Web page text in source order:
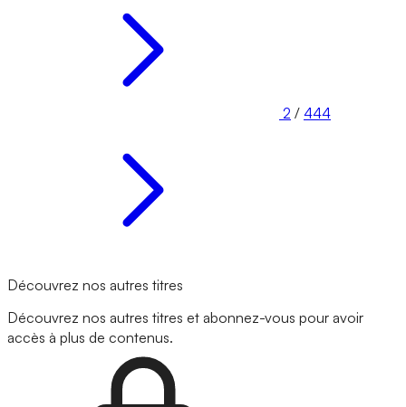
2 / 444
Découvrez nos autres titres
Découvrez nos autres titres et abonnez-vous pour avoir
accès à plus de contenus.